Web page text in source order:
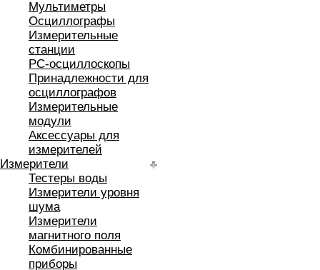
Мультиметры
Осциллографы
Измерительные
станции
РС-осциллоскопы
Принадлежности для
осциллографов
Измерительные
модули
Аксессуары для
измерителей
Измерители
Тестеры воды
Измерители уровня
шума
Измерители
магнитного поля
Комбинированные
приборы